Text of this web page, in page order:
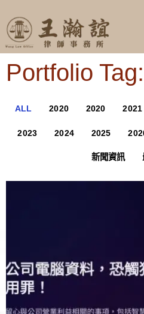
Portfolio
ALL 2020 2020 2021
2023 2024 2025
新聞資訊